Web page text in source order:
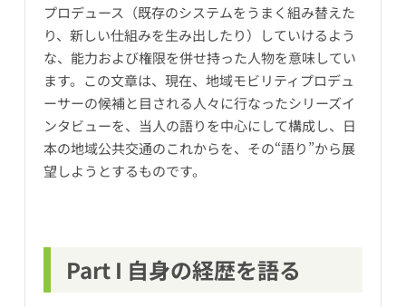
プロデュース（既存のシステムをうまく組み替えた
り、新しい仕組みを生み出したり）していけるよう
な、能力および権限を併せ持った人物を意味してい
ます。この文章は、現在、地域モビリティプロデュ
ーサーの候補と目される人々に行なったシリーズイ
ンタビューを、当人の語りを中心にして構成し、日
本の地域公共交通のこれからを、その“語り”から展
望しようとするものです。
Part I 自身の経歴を語る